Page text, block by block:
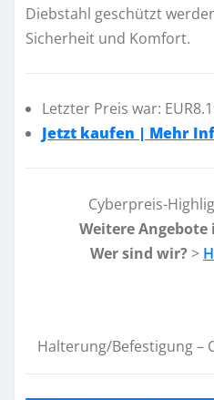
Diebstahl geschützt
Sicherheit und Komfort.
Letzter Preis war:
Jetzt kaufen | Mehr
Cyberpreis-
Weitere Angebote
Wer sind wir? >
Halterung/Befestigung –